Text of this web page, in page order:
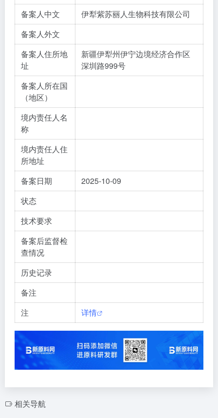
备案人中文
伊犁紫苏丽人生物科技有限公司
备案人外文
备案人住所地
址
新疆伊犁州伊宁边境经济合作区
深圳路999号
备案人所在国
（地区）
境内责任人名
称
境内责任人住
所地址
备案日期
2025-10-09
状态
技术要求
备案后监督检
查情况
历史记录
备注
注
详情
相关导航